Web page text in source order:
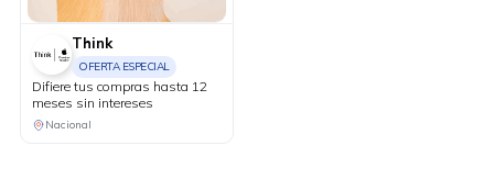
Think
OFERTA ESPECIAL
Difiere tus compras hasta 12
meses sin intereses
Nacional